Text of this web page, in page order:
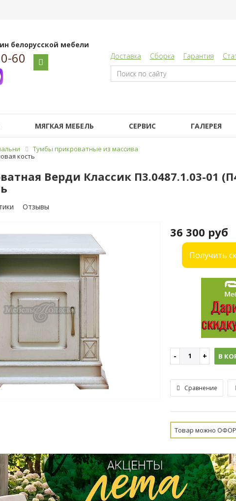
белорусской мебели
60 Доставка Сборка Гарантия
МЯГКАЯ МЕБЕЛЬ СЕРВИС ГАЛЕРЕЯ
Тумбы прикроватные из массива
кость
Верди Классик П3.0487.1.03-01
Отзывы
36 300 руб
Получить
В
Сравнение
Товар можно